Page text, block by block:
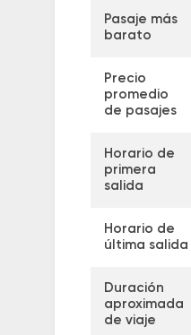
Pasaje más
barato
Precio
promedio
de pasajes
Horario de
primera
salida
Horario de
última salida
Duración
aproximada
de viaje